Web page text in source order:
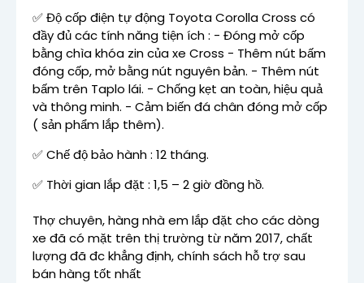
✅ Độ cốp điện tự động Toyota Corolla Cross có
đầy đủ các tính năng tiện ích : - Đóng mở cốp
bằng chìa khóa zin của xe Cross - Thêm nút bấm
đóng cốp, mở bằng nút nguyên bản. - Thêm nút
bấm trên Taplo lái. - Chống kẹt an toàn, hiệu quả
và thông minh. - Cảm biến đá chân đóng mở cốp
( sản phẩm lắp thêm).
✅ Chế độ bảo hành : 12 tháng.
✅ Thời gian lắp đặt : 1,5 – 2 giờ đồng hồ.
Thợ chuyên, hàng nhà em lắp đặt cho các dòng
xe đã có mặt trên thị trường từ năm 2017, chất
lượng đã đc khẳng định, chính sách hỗ trợ sau
bán hàng tốt nhất